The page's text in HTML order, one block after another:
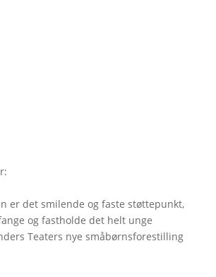
:
er det smilende og faste støttepunkt,
og fastholde det helt unge
Teaters nye småbørnsforestilling